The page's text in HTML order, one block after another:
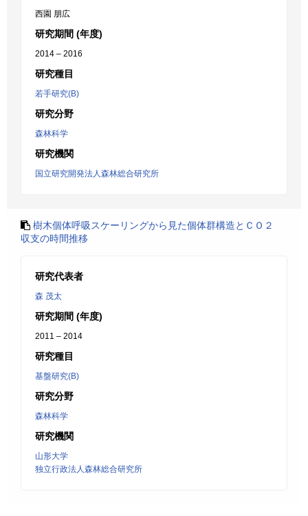
西園 朋広
研究期間 (年度)
2014 – 2016
研究種目
若手研究(B)
研究分野
森林科学
研究機関
国立研究開発法人森林総合研究所
樹木個体呼吸スケーリングから見た個体群構造とＣＯ２
収支の時間推移
研究代表者
森 茂太
研究期間 (年度)
2011 – 2014
研究種目
基盤研究(B)
研究分野
森林科学
研究機関
山形大学
独立行政法人森林総合研究所